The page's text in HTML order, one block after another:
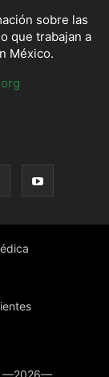
sobre las
que trabajan a
México.
—2026—.